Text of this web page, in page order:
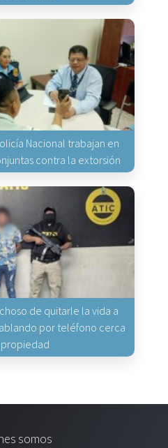
Nacional trabajan en
contra la extorsión
de quitarle la vida a
por teléfono cerca
propiedad
somos